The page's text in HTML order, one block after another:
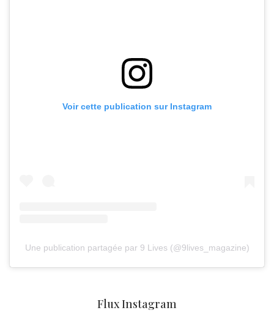
Voir cette publication sur Instagram
Une publication partagée par 9 Lives (@9lives_magazine)
Flux Instagram